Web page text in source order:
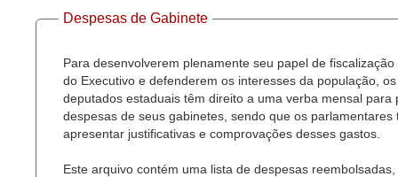
Perguntas frequentes
Despesas de Gabinete
Para desenvolverem plenamente seu papel de fiscalização
do Executivo e defenderem os interesses da população, os
deputados estaduais têm direito a uma verba mensal para
despesas de seus gabinetes, sendo que os parlamentares
apresentar justificativas e comprovações desses gastos.
Este arquivo contém uma lista de despesas reembolsadas,